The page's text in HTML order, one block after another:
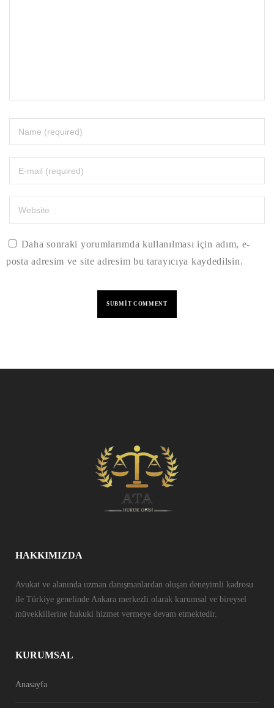
Daha sonraki yorumlarımda kullanılması için adım, e-
posta adresim ve site adresim bu tarayıcıya kaydedilsin.
HAKKIMIZDA
Avukat ve alanında uzman danışmanlardan oluşan deneyimli kadrosu
ile Türkiye genelinde Ankara merkezli olarak kurumsal ve bireysel
müvekkillerine hukuki hizmet vermeye devam etmektedir.
KURUMSAL
Anasayfa